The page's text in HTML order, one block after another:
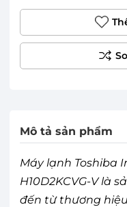
Mô tả sản phẩm
Máy lạnh Toshiba
H10D2KCVG-V là
đến từ thương